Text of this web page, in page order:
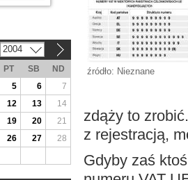
źródło: Nieznane
zdąży to
z rejestracją,
Gdyby zaś
2004
PT SB
ND
5 6
7
12 13
14
19 20
21
26 27
28